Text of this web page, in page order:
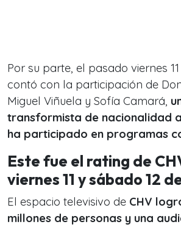
Por su parte, el pasado viernes
contó con la participación de
Miguel Viñuela y Sofía Camará,
transformista de nacionalidad
ha participado en programas
Este fue el rating de
viernes 11 y sábado 12
El espacio televisivo de CHV
millones de personas y una